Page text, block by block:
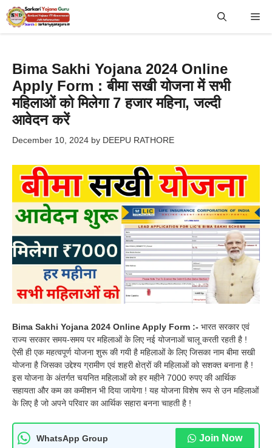
Skip
to
Bima Sakhi Yojana 2024 Online
Apply Form : बीमा सखी योजना में सभी
महिलाओं को मिलेगा 7 हजार महिना, जल्दी
आवेदन करें
December 10, 2024 by DEEPU RATHORE
Bima Sakhi Yojana 2024 Online Apply Form :- भारत सरकार एवं
राज्य सरकार समय-समय पर महिलाओं के लिए नई योजनाओं चालू करती रहती है !
ऐसी ही एक महत्वपूर्ण योजना शुरू की गयी है महिलाओं के लिए जिसका नाम बीमा सखी
योजना है जिसका उद्देश्य ग्रामीण एवं शहरी क्षेत्रों की महिलाओं को सशक्त बनाना है !
इस योजना के अंतर्गत चयनित महिलाओं को हर महीने 7000 रुपए की आर्थिक
सहायता और कम का कमीशन भी दिया जायेगा ! यह योजना विशेष रूप से उन महिलाओं
के लिए है जो अपने परिवार का आर्थिक सहारा बनना चाहती है !
WhatsApp Group Join Now